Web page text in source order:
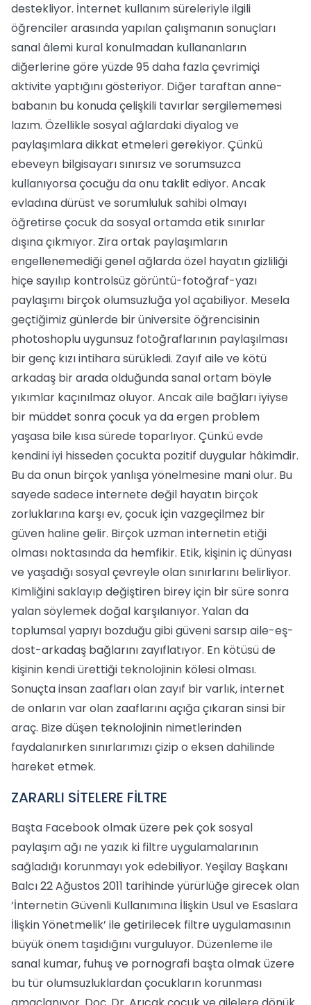
destekliyor. İnternet kullanım süreleriyle ilgili
öğrenciler arasında yapılan çalışmanın sonuçları
sanal âlemi kural konulmadan kullananların
diğerlerine göre yüzde 95 daha fazla çevrimiçi
aktivite yaptığını gösteriyor. Diğer taraftan anne-
babanın bu konuda çelişkili tavırlar sergilememesi
lazım. Özellikle sosyal ağlardaki diyalog ve
paylaşımlara dikkat etmeleri gerekiyor. Çünkü
ebeveyn bilgisayarı sınırsız ve sorumsuzca
kullanıyorsa çocuğu da onu taklit ediyor. Ancak
evladına dürüst ve sorumluluk sahibi olmayı
öğretirse çocuk da sosyal ortamda etik sınırlar
dışına çıkmıyor. Zira ortak paylaşımların
engellenemediği genel ağlarda özel hayatın gizliliği
hiçe sayılıp kontrolsüz görüntü-fotoğraf-yazı
paylaşımı birçok olumsuzluğa yol açabiliyor. Mesela
geçtiğimiz günlerde bir üniversite öğrencisinin
photoshoplu uygunsuz fotoğraflarının paylaşılması
bir genç kızı intihara sürükledi. Zayıf aile ve kötü
arkadaş bir arada olduğunda sanal ortam böyle
yıkımlar kaçınılmaz oluyor. Ancak aile bağları iyiyse
bir müddet sonra çocuk ya da ergen problem
yaşasa bile kısa sürede toparlıyor. Çünkü evde
kendini iyi hisseden çocukta pozitif duygular hâkimdir.
Bu da onun birçok yanlışa yönelmesine mani olur. Bu
sayede sadece internete değil hayatın birçok
zorluklarına karşı ev, çocuk için vazgeçilmez bir
güven haline gelir. Birçok uzman internetin etiği
olması noktasında da hemfikir. Etik, kişinin iç dünyası
ve yaşadığı sosyal çevreyle olan sınırlarını belirliyor.
Kimliğini saklayıp değiştiren birey için bir süre sonra
yalan söylemek doğal karşılanıyor. Yalan da
toplumsal yapıyı bozduğu gibi güveni sarsıp aile-eş-
dost-arkadaş bağlarını zayıflatıyor. En kötüsü de
kişinin kendi ürettiği teknolojinin kölesi olması.
Sonuçta insan zaafları olan zayıf bir varlık, internet
de onların var olan zaaflarını açığa çıkaran sinsi bir
araç. Bize düşen teknolojinin nimetlerinden
faydalanırken sınırlarımızı çizip o eksen dahilinde
hareket etmek.
ZARARLI SİTELERE FİLTRE
Başta Facebook olmak üzere pek çok sosyal
paylaşım ağı ne yazık ki filtre uygulamalarının
sağladığı korunmayı yok edebiliyor. Yeşilay Başkanı
Balcı 22 Ağustos 2011 tarihinde yürürlüğe girecek olan
‘İnternetin Güvenli Kullanımına İlişkin Usul ve Esaslara
İlişkin Yönetmelik’ ile getirilecek filtre uygulamasının
büyük önem taşıdığını vurguluyor. Düzenleme ile
sanal kumar, fuhuş ve pornografi başta olmak üzere
bu tür olumsuzluklardan çocukların korunması